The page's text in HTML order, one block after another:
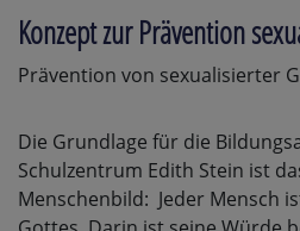
Konzept zur Prävention
Prävention von sexualisierter
Die Grundlage für die
Schulzentrum Edith Stein ist
Menschenbild: Jeder Mensch